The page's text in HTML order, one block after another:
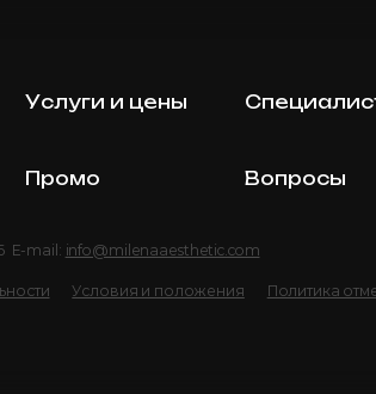
Услуги и цены
Промо Вопросы
E-mail: info@milenaaesthetic.com
Условия и положения Политика